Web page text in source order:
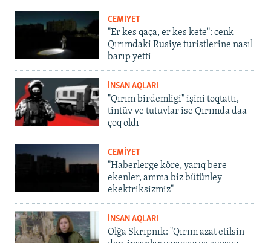
CEMİYET
"Er kes qaça, er kes kete": cenk
Qırımdaki Rusiye turistlerine nasıl
barıp yetti
İNSAN AQLARI
"Qırım birdemligi" işini toqtattı,
tintüv ve tutuvlar ise Qırımda daa
çoq oldı
CEMİYET
"Haberlerge köre, yarıq bere
ekenler, amma biz bütünley
ekektriksizmiz"
İNSAN AQLARI
Olğa Skrıpnık: "Qırım azat etilsin